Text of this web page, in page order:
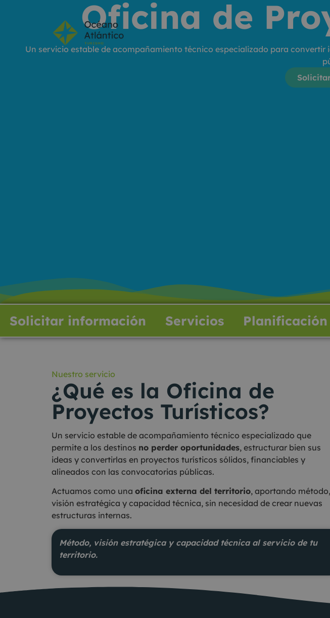
Oficina de
Un servicio estable de acompañamiento técnico especializado para
Solicitar información Servicios Planificación
Nuestro servicio
¿Qué es la Oficina de
Proyectos Turísticos?
Un servicio estable de acompañamiento técnico especializado que
permite a los destinos no perder oportunidades, estructurar bien sus
ideas y convertirlas en proyectos turísticos sólidos, financiables y
alineados con las convocatorias públicas.
Actuamos como una oficina externa del territorio, aportando método,
visión estratégica y capacidad técnica, sin necesidad de crear nuevas
estructuras internas.
Método, visión estratégica y capacidad técnica al servicio de tu
territorio.